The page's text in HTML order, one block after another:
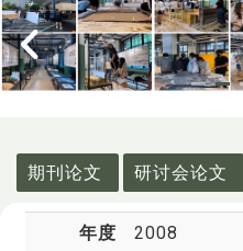
期刊论文
研讨会论文
年度 2008